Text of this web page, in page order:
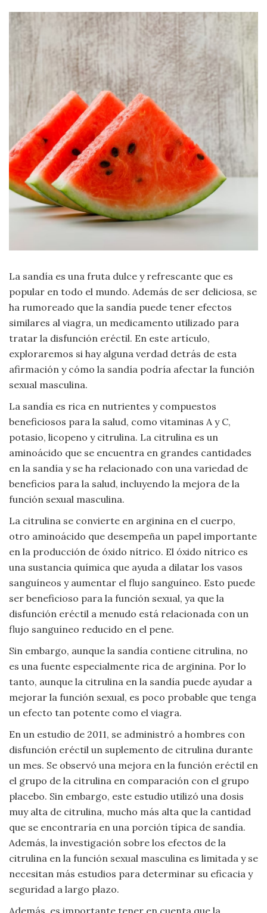
Lenguaje
Leyes
Moda
y
Tendencias
Naturaleza
Psicología
Salud
Universo
Viajar
La sandía es una fruta dulce y refrescante que es
popular en todo el mundo. Además de ser deliciosa, se
ha rumoreado que la sandía puede tener efectos
similares al viagra, un medicamento utilizado para
tratar la disfunción eréctil. En este artículo,
exploraremos si hay alguna verdad detrás de esta
afirmación y cómo la sandía podría afectar la función
sexual masculina.
La sandía es rica en nutrientes y compuestos
beneficiosos para la salud, como vitaminas A y C,
potasio, licopeno y citrulina. La citrulina es un
aminoácido que se encuentra en grandes cantidades
en la sandía y se ha relacionado con una variedad de
beneficios para la salud, incluyendo la mejora de la
función sexual masculina.
La citrulina se convierte en arginina en el cuerpo,
otro aminoácido que desempeña un papel importante
en la producción de óxido nítrico. El óxido nítrico es
una sustancia química que ayuda a dilatar los vasos
sanguíneos y aumentar el flujo sanguíneo. Esto puede
ser beneficioso para la función sexual, ya que la
disfunción eréctil a menudo está relacionada con un
flujo sanguíneo reducido en el pene.
Sin embargo, aunque la sandía contiene citrulina, no
es una fuente especialmente rica de arginina. Por lo
tanto, aunque la citrulina en la sandía puede ayudar a
mejorar la función sexual, es poco probable que tenga
un efecto tan potente como el viagra.
En un estudio de 2011, se administró a hombres con
disfunción eréctil un suplemento de citrulina durante
un mes. Se observó una mejora en la función eréctil en
el grupo de la citrulina en comparación con el grupo
placebo. Sin embargo, este estudio utilizó una dosis
muy alta de citrulina, mucho más alta que la cantidad
que se encontraría en una porción típica de sandía.
Además, la investigación sobre los efectos de la
citrulina en la función sexual masculina es limitada y se
necesitan más estudios para determinar su eficacia y
seguridad a largo plazo.
Además, es importante tener en cuenta que la